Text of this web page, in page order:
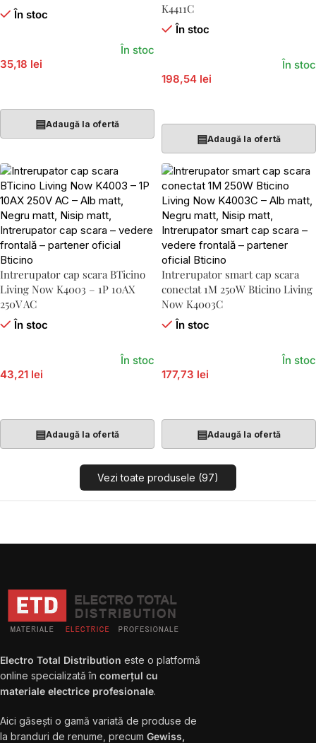
În stoc
35,18 lei
În stoc
▤Adaugă la ofertă
K4411C
În stoc
198,54 lei
În stoc
▤Adaugă la ofertă
Intrerupator cap scara BTicino
Living Now K4003 – 1P 10AX
250V AC
În stoc
43,21 lei
În stoc
▤Adaugă la ofertă
Intrerupator smart cap scara
conectat 1M 250W Bticino Living
Now K4003C
În stoc
177,73 lei
În stoc
▤Adaugă la ofertă
Vezi toate produsele (97)
Electro Total Distribution este o platformă
online specializată în comerțul cu
materiale electrice profesionale.
Aici găsești o gamă variată de produse de
la branduri de renume, precum Gewiss,